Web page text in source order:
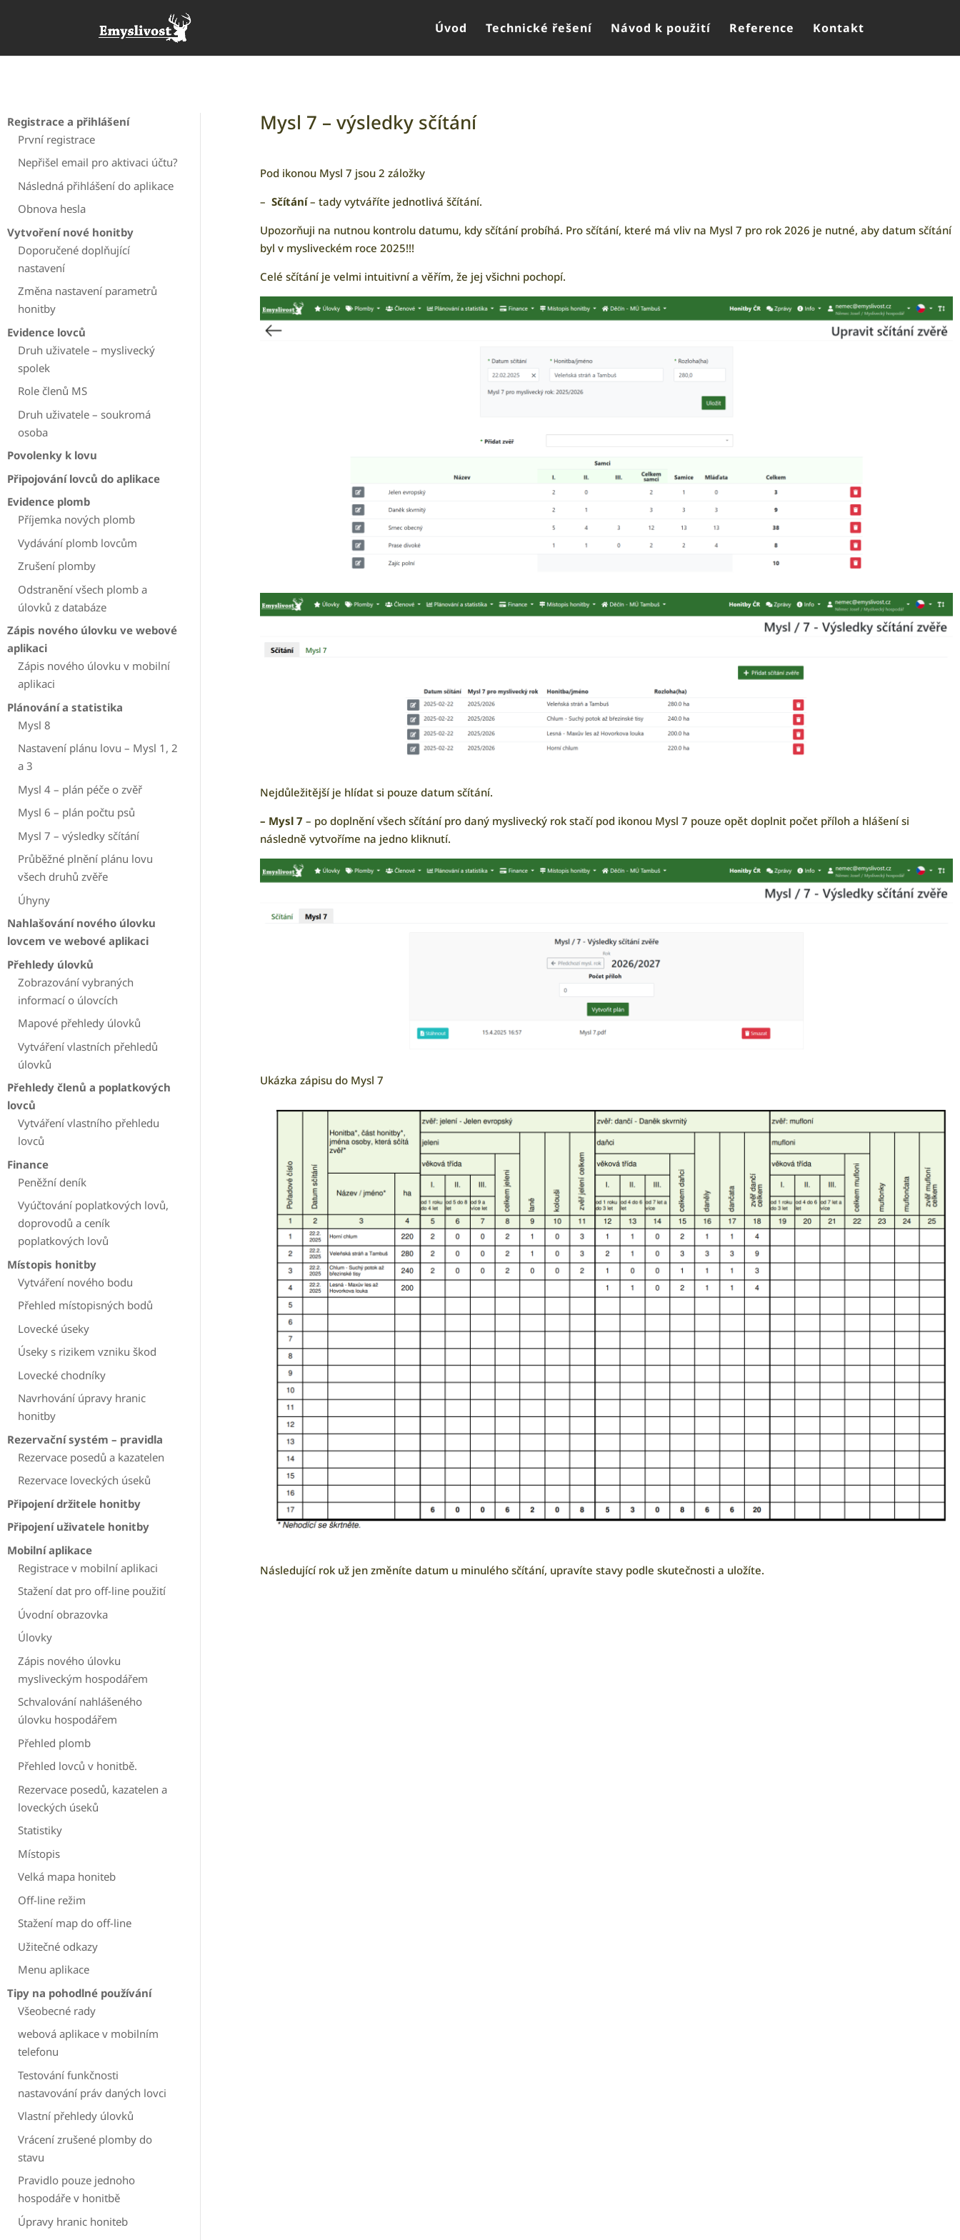
Úvod Technické řešení Návod k použití Reference Kontakt
Registrace a přihlášení
První registrace
Nepřišel email pro aktivaci účtu?
Následná přihlášení do aplikace
Obnova hesla
Vytvoření nové honitby
Doporučené doplňující
nastavení
Změna nastavení parametrů
honitby
Evidence lovců
Druh uživatele – myslivecký
spolek
Role členů MS
Druh uživatele – soukromá
osoba
Povolenky k lovu
Připojování lovců do aplikace
Evidence plomb
Příjemka nových plomb
Vydávání plomb lovcům
Zrušení plomby
Odstranění všech plomb a
úlovků z databáze
Zápis nového úlovku ve webové
aplikaci
Zápis nového úlovku v mobilní
aplikaci
Plánování a statistika
Mysl 8
Nastavení plánu lovu – Mysl 1, 2
a 3
Mysl 4 – plán péče o zvěř
Mysl 6 – plán počtu psů
Mysl 7 – výsledky sčítání
Průběžné plnění plánu lovu
všech druhů zvěře
Úhyny
Nahlašování nového úlovku
lovcem ve webové aplikaci
Přehledy úlovků
Zobrazování vybraných
informací o úlovcích
Mapové přehledy úlovků
Vytváření vlastních přehledů
úlovků
Přehledy členů a poplatkových
lovců
Vytváření vlastního přehledu
lovců
Finance
Peněžní deník
Vyúčtování poplatkových lovů,
doprovodů a ceník
poplatkových lovů
Místopis honitby
Vytváření nového bodu
Přehled místopisných bodů
Lovecké úseky
Úseky s rizikem vzniku škod
Lovecké chodníky
Navrhování úpravy hranic
honitby
Rezervační systém – pravidla
Rezervace posedů a kazatelen
Rezervace loveckých úseků
Připojení držitele honitby
Připojení uživatele honitby
Mobilní aplikace
Registrace v mobilní aplikaci
Stažení dat pro off-line použití
Úvodní obrazovka
Úlovky
Zápis nového úlovku
mysliveckým hospodářem
Schvalování nahlášeného
úlovku hospodářem
Přehled plomb
Přehled lovců v honitbě.
Rezervace posedů, kazatelen a
loveckých úseků
Statistiky
Místopis
Velká mapa honiteb
Off-line režim
Stažení map do off-line
Užitečné odkazy
Menu aplikace
Tipy na pohodlné používání
Všeobecné rady
webová aplikace v mobilním
telefonu
Testování funkčnosti
nastavování práv daných lovci
Vlastní přehledy úlovků
Vrácení zrušené plomby do
stavu
Pravidlo pouze jednoho
hospodáře v honitbě
Úpravy hranic honiteb
Mysl 7 – výsledky sčítání
Pod ikonou Mysl 7 jsou 2 záložky
–Sčítání– tady vytváříte jednotlivá ščítání.
Upozorňuji na nutnou kontrolu datumu, kdy sčítání probíhá. Pro sčítání, které má vliv na Mysl 7 pro rok 2026 je nutné, aby datum sčítání
byl v mysliveckém roce 2025!!!
Celé sčítání je velmi intuitivní a věřím, že jej všichni pochopí.
Nejdůležitější je hlídat si pouze datum sčítání.
– Mysl 7 – po doplnění všech sčítání pro daný myslivecký rok stačí pod ikonou Mysl 7 pouze opět doplnit počet příloh a hlášení si
následně vytvoříme na jedno kliknutí.
Ukázka zápisu do Mysl 7
Následující rok už jen změníte datum u minulého sčítání, upravíte stavy podle skutečnosti a uložíte.